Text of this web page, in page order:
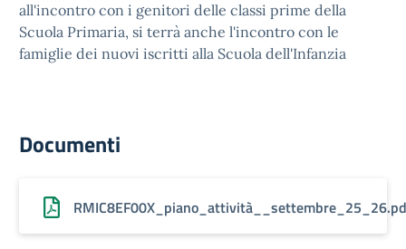
all'incontro con i genitori delle classi prime della
Scuola Primaria, si terrà anche l'incontro con le
famiglie dei nuovi iscritti alla Scuola dell'Infanzia
Documenti